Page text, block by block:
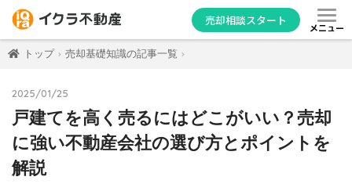
売却相談スタート
メニュー
トップ 売却基礎知識の記事一覧
2025/01/25
戸建てを高く売るにはどこがいい？売却
に強い不動産会社の選び方とポイントを
解説